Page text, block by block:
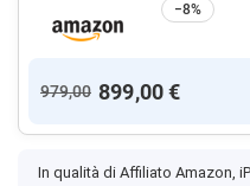
−8%
979,00 899,00 €
In qualità di Affiliato Amazon,